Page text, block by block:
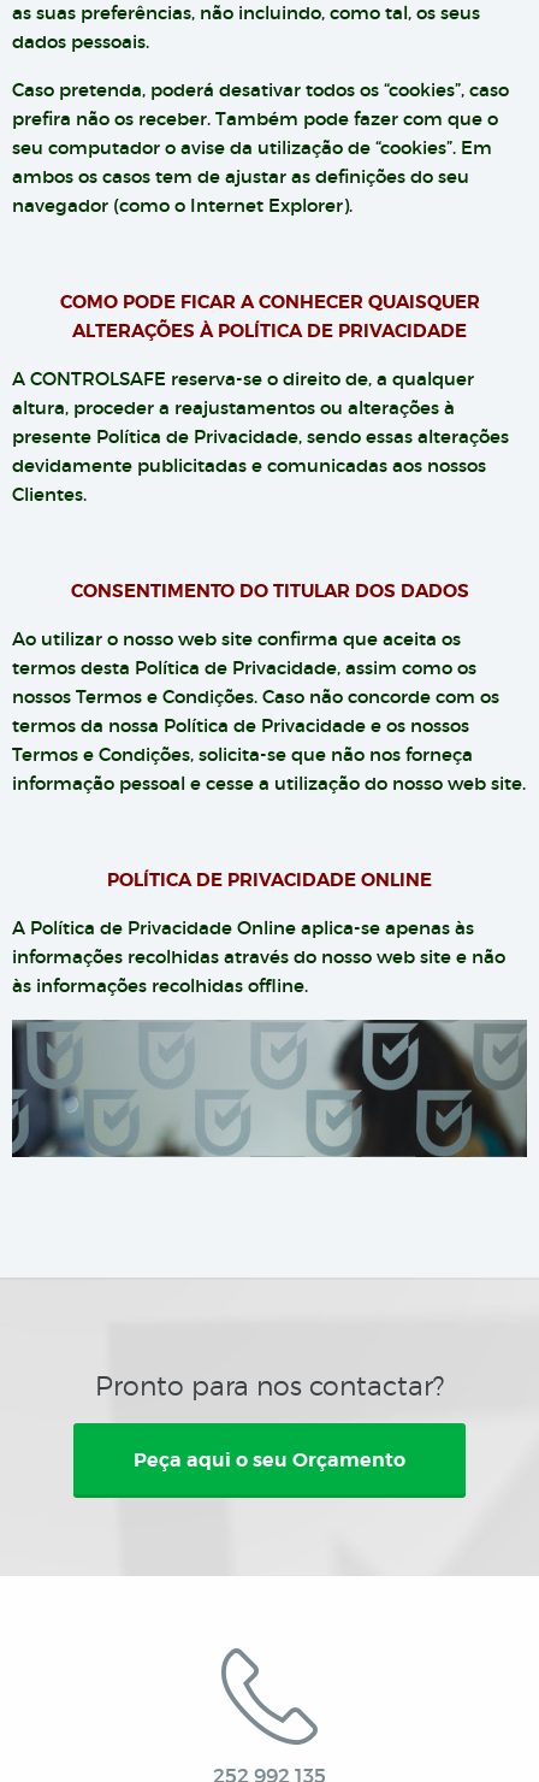
as suas preferências, não incluindo, como tal, os seus
dados pessoais.
Caso pretenda, poderá desativar todos os “cookies”, caso
prefira não os receber. Também pode fazer com que o
seu computador o avise da utilização de “cookies”. Em
ambos os casos tem de ajustar as definições do seu
navegador (como o Internet Explorer).
COMO PODE FICAR A CONHECER QUAISQUER
ALTERAÇÕES À POLÍTICA DE PRIVACIDADE
A CONTROLSAFE reserva-se o direito de, a qualquer
altura, proceder a reajustamentos ou alterações à
presente Política de Privacidade, sendo essas alterações
devidamente publicitadas e comunicadas aos nossos
Clientes.
CONSENTIMENTO DO TITULAR DOS DADOS
Ao utilizar o nosso web site confirma que aceita os
termos desta Política de Privacidade, assim como os
nossos Termos e Condições. Caso não concorde com os
termos da nossa Política de Privacidade e os nossos
Termos e Condições, solicita-se que não nos forneça
informação pessoal e cesse a utilização do nosso web site.
POLÍTICA DE PRIVACIDADE ONLINE
A Política de Privacidade Online aplica-se apenas às
informações recolhidas através do nosso web site e não
às informações recolhidas offline.
Pronto para nos contactar?
Peça aqui o seu Orçamento
252 992 135